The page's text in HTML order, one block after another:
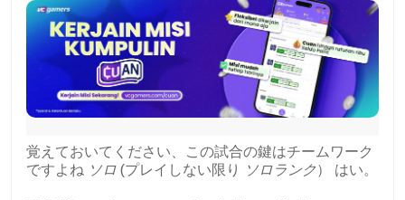
覚えておいてください、この試合の鍵はチームワーク
ですよね ソロ (プレイしない限り ソロランク） はい。